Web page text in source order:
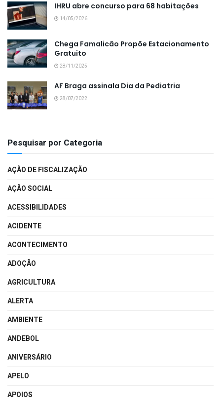
IHRU abre concurso para 68 habitações
14/05/2026
Chega Famalicão Propõe Estacionamento
Gratuito
28/11/2025
AF Braga assinala Dia da Pediatria
28/07/2022
Pesquisar por Categoria
AÇÃO DE FISCALIZAÇÃO
AÇÃO SOCIAL
ACESSIBILIDADES
ACIDENTE
ACONTECIMENTO
ADOÇÃO
AGRICULTURA
ALERTA
AMBIENTE
ANDEBOL
ANIVERSÁRIO
APELO
APOIOS